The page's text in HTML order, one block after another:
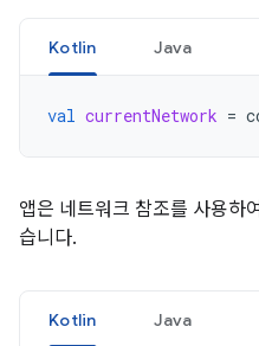
Kotlin Java
val currentNetwork =
앱은 네트워크 참조를 사용하
습니다.
Kotlin Java